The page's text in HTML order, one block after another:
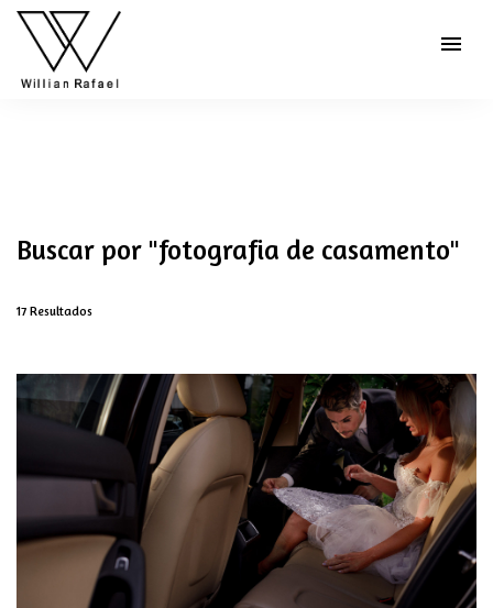
menu
Buscar por "fotografia de casamento"
17 Resultados